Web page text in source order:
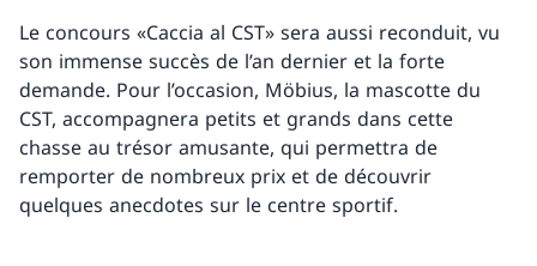
Le concours «Caccia al CST» sera aussi reconduit, vu
son immense succès de l’an dernier et la forte
demande. Pour l’occasion, Möbius, la mascotte du
CST, accompagnera petits et grands dans cette
chasse au trésor amusante, qui permettra de
remporter de nombreux prix et de découvrir
quelques anecdotes sur le centre sportif.